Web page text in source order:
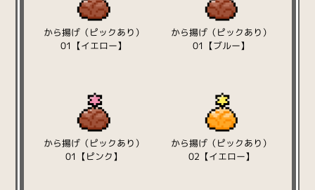
から揚げ（ピックあり）
01【イエロー】
から揚げ（ピックあり）
01【ブルー】
から揚げ（ピックあり）
01【ピンク】
から揚げ（ピックあり）
02【イエロー】